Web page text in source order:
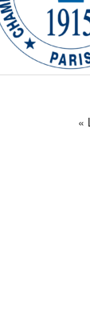
«